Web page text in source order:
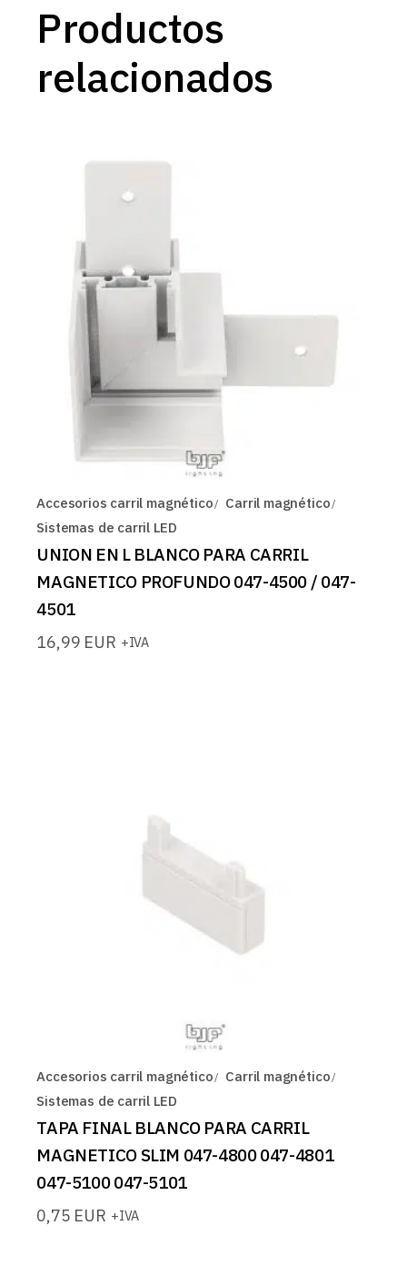
Productos
relacionados
Accesorios carril magnético
Carril magnético
Sistemas de carril LED
UNION EN L BLANCO PARA CARRIL
MAGNETICO PROFUNDO 047-4500 / 047-
4501
16,99 EUR +IVA
Accesorios carril magnético
Carril magnético
Sistemas de carril LED
TAPA FINAL BLANCO PARA CARRIL
MAGNETICO SLIM 047-4800 047-4801
047-5100 047-5101
0,75 EUR +IVA